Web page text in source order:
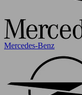
Mercedes-Benz